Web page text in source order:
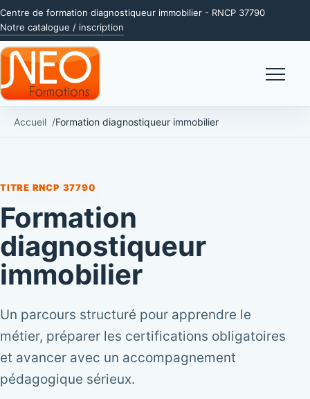
Centre de formation diagnostiqueur immobilier - RNCP 37790
Notre catalogue / inscription
Accueil Formation diagnostiqueur immobilier
TITRE RNCP 37790
Formation
diagnostiqueur
immobilier
Un parcours structuré pour apprendre le
métier, préparer les certifications obligatoires
et avancer avec un accompagnement
pédagogique sérieux.